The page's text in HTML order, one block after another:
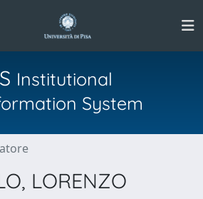
Institutional
System
LORENZO